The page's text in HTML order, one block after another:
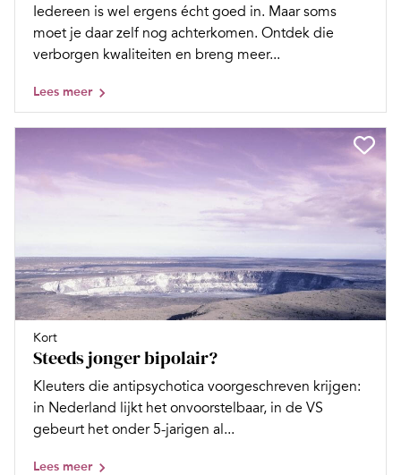
Iedereen is wel ergens écht goed in. Maar soms
moet je daar zelf nog achterkomen. Ontdek die
verborgen kwaliteiten en breng meer...
Lees meer
Kort
Steeds jonger bipolair?
Kleuters die antipsychotica voorgeschreven krijgen:
in Nederland lijkt het onvoorstelbaar, in de VS
gebeurt het onder 5-jarigen al...
Lees meer